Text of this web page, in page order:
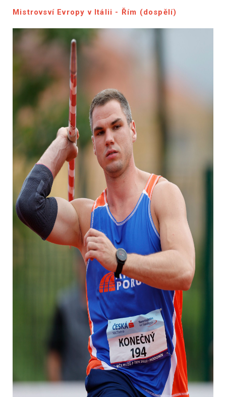
Mistrovsví Evropy v Itálii - Řím (dospělí)